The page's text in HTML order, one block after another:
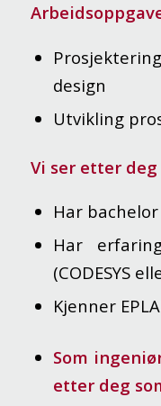
design
Utvikling
Vi ser etter deg
Har
Har
(CODESYS
Kjenner
Som
etter deg